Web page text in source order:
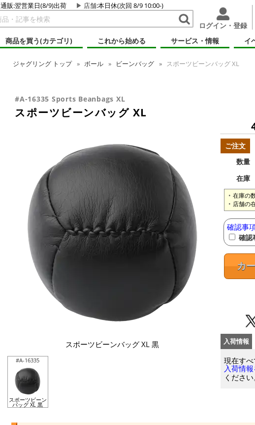
通販:翌営業日(8/9)出荷 店舗:本日休(次回 8/9 10:00-)
ログイン・登録
商品を買う(カテゴリ)
これから始める サービス・情報 イ
ジャグリング トップ ボール ビーンバッグ スポーツビーンバッグ XL
#A-16335 Sports Beanbags XL
スポーツビーンバッグ XL
スポーツビーンバッグ XL 黒
#A-16335
スポーツビーン
バッグ XL 黒
ご注文
数量
在庫
在庫の
店舗の
確認事
確認
カ
入荷情報
現在すべ
入荷情
ください